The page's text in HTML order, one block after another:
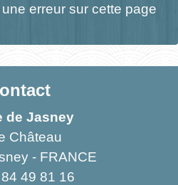
erreur sur cette page
de Jasney
Château
- FRANCE
49 81 16